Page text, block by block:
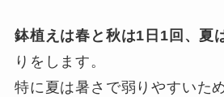
鉢植えは春と秋は1日1回、夏
りをします。
特に夏は暑さで弱りやすいた